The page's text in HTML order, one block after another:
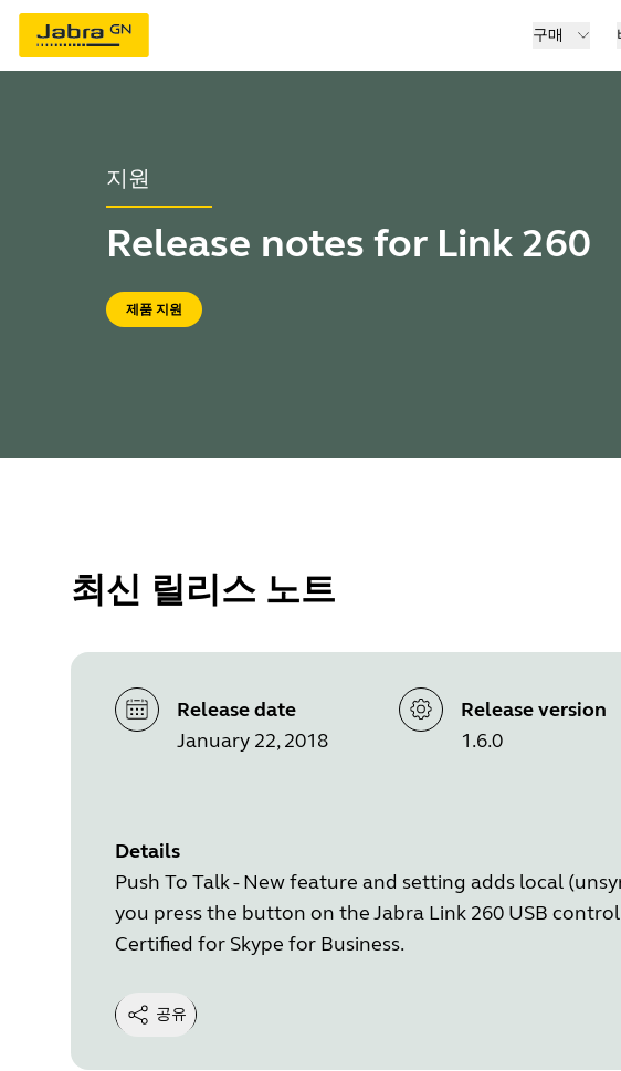
구매
지원
Release notes for Link 260
제품 지원
최신 릴리스 노트
Release date
January 22, 2018
Release version
1.6.0
Details
Push To Talk - New feature and setting adds local
you press the button on the Jabra Link 260 USB
Certified for Skype for Business.
공유